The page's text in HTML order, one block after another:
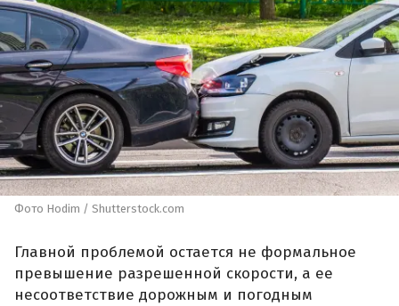
Фото Hodim / Shutterstock.com
Главной проблемой остается не формальное
превышение разрешенной скорости, а ее
несоответствие дорожным и погодным